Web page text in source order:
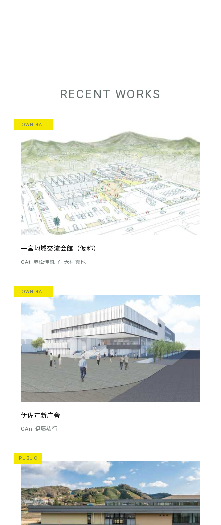
RECENT WORKS
TOWN HALL
一宮地域交流会館（仮称）
CAt 赤松佳珠子 大村真也
TOWN HALL
伊佐市新庁舎
CAn 伊藤恭行
PUBLIC